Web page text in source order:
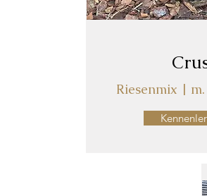
Riesenmix |